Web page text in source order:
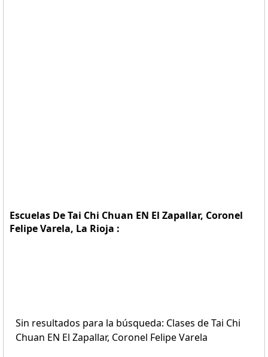
Escuelas De Tai Chi Chuan EN El Zapallar, Coronel
Felipe Varela, La Rioja :
Sin resultados para la búsqueda: Clases de Tai Chi
Chuan EN El Zapallar, Coronel Felipe Varela